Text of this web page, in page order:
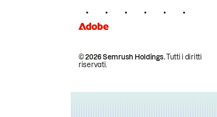
© 2026 Semrush Holdings.Tutti i diritti
riservati.